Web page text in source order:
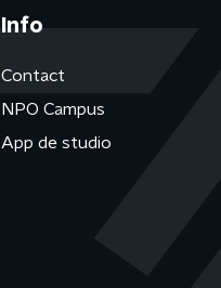
Info
Contact
NPO Campus
App de studio